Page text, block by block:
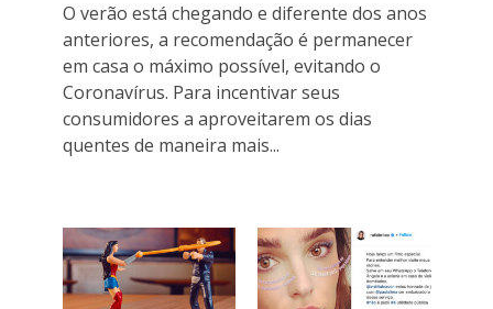
O verão está chegando e diferente dos anos
anteriores, a recomendação é permanecer
em casa o máximo possível, evitando o
Coronavírus. Para incentivar seus
consumidores a aproveitarem os dias
quentes de maneira mais...